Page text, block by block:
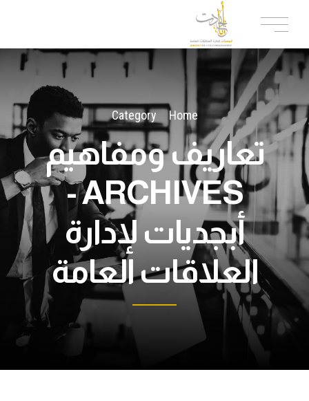
Home
Category
تعاريف ومفاهيم
ARCHIVES -
أبجديات لإدارة
العلاقات العامة